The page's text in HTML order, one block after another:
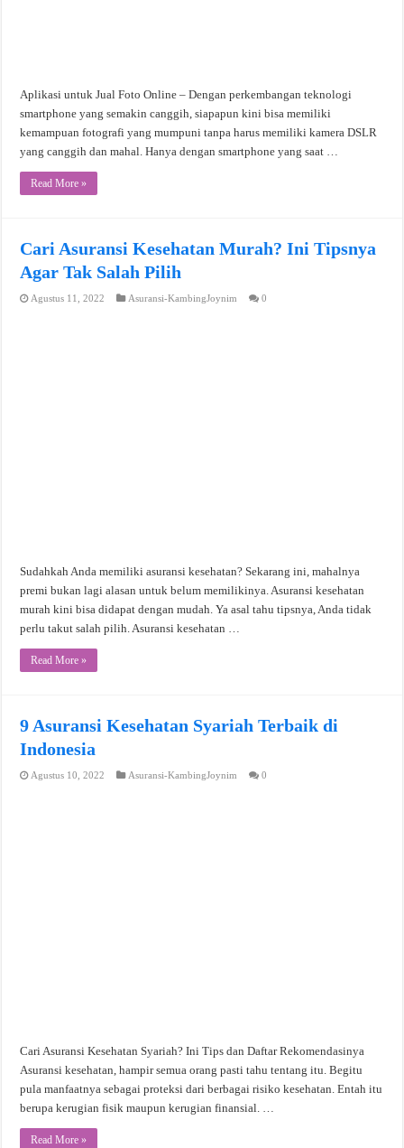
Aplikasi untuk Jual Foto Online – Dengan perkembangan teknologi
smartphone yang semakin canggih, siapapun kini bisa memiliki
kemampuan fotografi yang mumpuni tanpa harus memiliki kamera DSLR
yang canggih dan mahal. Hanya dengan smartphone yang saat …
Read More »
Cari Asuransi Kesehatan Murah? Ini Tipsnya
Agar Tak Salah Pilih
Agustus 11, 2022 Asuransi-KambingJoynim 0
Sudahkah Anda memiliki asuransi kesehatan? Sekarang ini, mahalnya
premi bukan lagi alasan untuk belum memilikinya. Asuransi kesehatan
murah kini bisa didapat dengan mudah. Ya asal tahu tipsnya, Anda tidak
perlu takut salah pilih. Asuransi kesehatan …
Read More »
9 Asuransi Kesehatan Syariah Terbaik di
Indonesia
Agustus 10, 2022 Asuransi-KambingJoynim 0
Cari Asuransi Kesehatan Syariah? Ini Tips dan Daftar Rekomendasinya
Asuransi kesehatan, hampir semua orang pasti tahu tentang itu. Begitu
pula manfaatnya sebagai proteksi dari berbagai risiko kesehatan. Entah itu
berupa kerugian fisik maupun kerugian finansial. …
Read More »